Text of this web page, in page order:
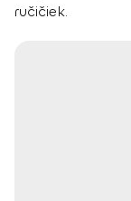
ručičiek.